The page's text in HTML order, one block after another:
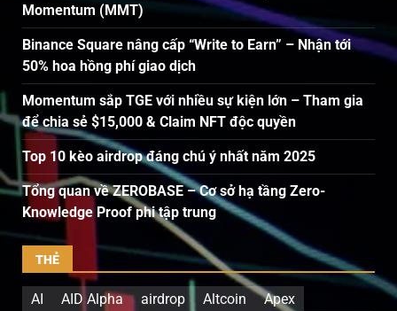
Momentum (MMT)
Binance Square nâng cấp “Write to Earn” – Nhận tới
50% hoa hồng phí giao dịch
Momentum sắp TGE với nhiều sự kiện lớn – Tham gia
để chia sẻ $15,000 & Claim NFT độc quyền
Top 10 kèo airdrop đáng chú ý nhất năm 2025
Tổng quan về ZEROBASE – Cơ sở hạ tầng Zero-
Knowledge Proof phi tập trung
THẺ
AI AID Alpha airdrop Altcoin
Apex